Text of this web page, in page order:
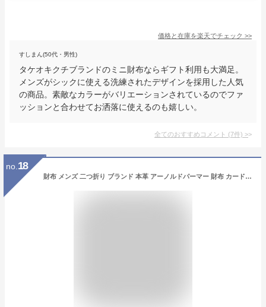
価格と在庫を楽天でチェック >>
すしまん(50代・男性)
タケオキクチブランドのミニ財布ならギフト利用も大満足。
メンズがシックに使える洗練されたデザインを採用した人気
の商品。素敵なカラーがバリエーションされているのでファ
ッションと合わせてお洒落に使えるのも嬉しい。
全てのおすすめコメント (7件) >
no. 18
財布 メンズ 二つ折り ブランド 本革 アーノルドパーマー 財布 カードがたくさん入る 小銭入れあり 軽量 コンパクト 薄型 薄い イタリーレザーイタリア トスカーナ ベジタブルレザー 誕プレ 誕生日 バースデー 父の日 プレゼント皮 革 ap3540